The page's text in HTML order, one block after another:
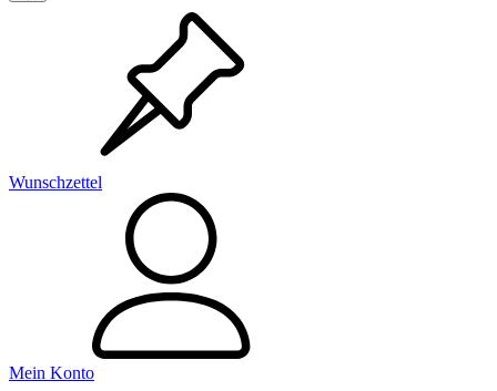
Wunschzettel
Mein Konto